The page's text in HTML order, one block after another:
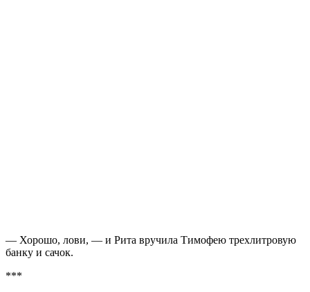
— Хорошо, лови, — и Рита вручила Тимофею трехлитровую
банку и сачок.
***